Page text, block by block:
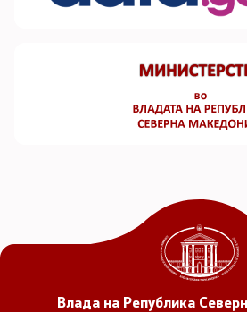
Влада на Република